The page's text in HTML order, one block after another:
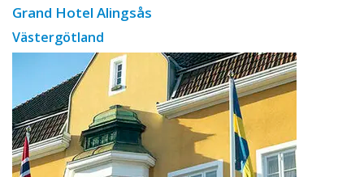
Grand Hotel Alingsås
Västergötland